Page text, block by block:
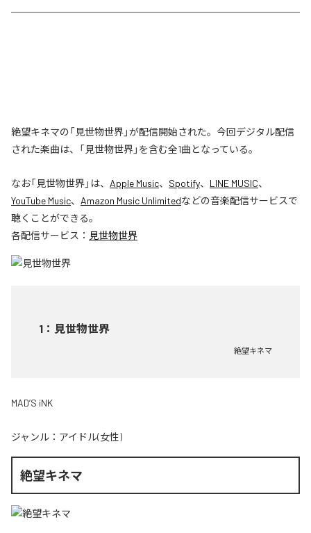
絶望キネマの「見世物世界」が配信開始された。今回デジタル配信
された楽曲は、「見世物世界」を含む全1曲となっている。
なお「見世物世界」は、 Apple Music、 Spotify、 LINE MUSIC、
YouTube Music、 Amazon Music Unlimitedなどの音楽配信サービスで
聴くことができる。
各配信サービス： 見世物世界
1 ： 見世物世界
絶望キネマ
MAD’S iNK
ジャンル： アイドル(女性)
絶望キネマ